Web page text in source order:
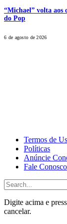
“Michael” volta aos
do Pop
6 de agosto de 2026
Termos de
Políticas
Anúncie
Fale Conosco
Digite acima e
cancelar.